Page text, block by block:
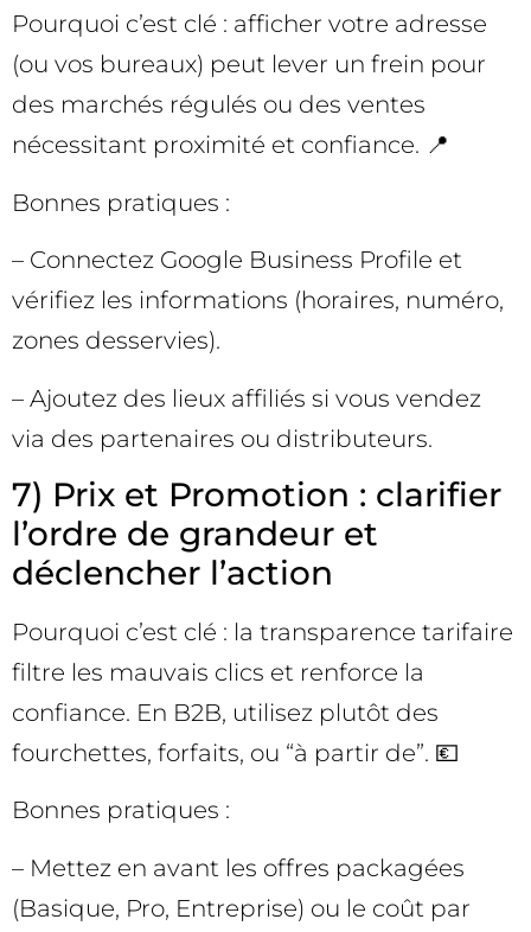
Pourquoi c’est clé : afficher votre adresse
(ou vos bureaux) peut lever un frein pour
des marchés régulés ou des ventes
nécessitant proximité et confiance. 📍
Bonnes pratiques :
– Connectez Google Business Profile et
vérifiez les informations (horaires, numéro,
zones desservies).
– Ajoutez des lieux affiliés si vous vendez
via des partenaires ou distributeurs.
7) Prix et Promotion : clarifier
l’ordre de grandeur et
déclencher l’action
Pourquoi c’est clé : la transparence tarifaire
filtre les mauvais clics et renforce la
confiance. En B2B, utilisez plutôt des
fourchettes, forfaits, ou “à partir de”. 💶
Bonnes pratiques :
– Mettez en avant les offres packagées
(Basique, Pro, Entreprise) ou le coût par